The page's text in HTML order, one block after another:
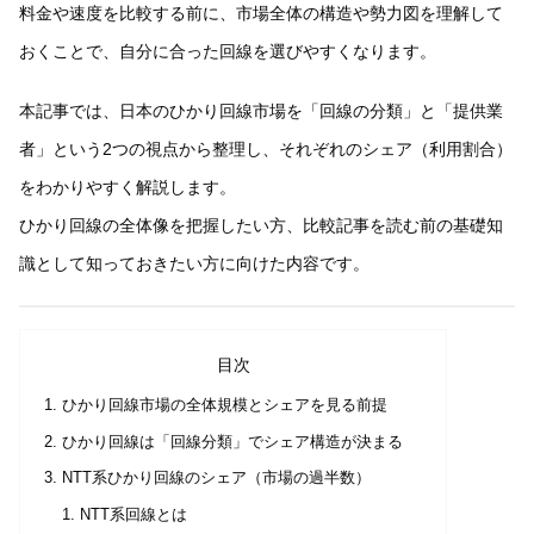
料金や速度を比較する前に、市場全体の構造や勢力図を理解して
おくことで、自分に合った回線を選びやすくなります。
本記事では、日本のひかり回線市場を「回線の分類」と「提供業
者」という2つの視点から整理し、それぞれのシェア（利用割合）
をわかりやすく解説します。
ひかり回線の全体像を把握したい方、比較記事を読む前の基礎知
識として知っておきたい方に向けた内容です。
目次
ひかり回線市場の全体規模とシェアを見る前提
ひかり回線は「回線分類」でシェア構造が決まる
NTT系ひかり回線のシェア（市場の過半数）
NTT系回線とは